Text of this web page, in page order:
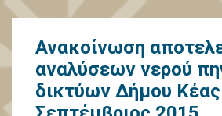
Ανακοίνωση
αναλύσεων νερού
δικτύων Δήμου